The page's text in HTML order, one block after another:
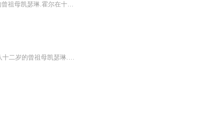
本专辑仅供学习交流，请支持购买正版 这是一本由曾祖母送给重孙女的日记。八十二岁的曾祖母凯瑟琳.霍尔在十四岁那年,是一个温柔、乐观、幽默且坚强的小女孩，成长在美国新罕布什尔州。这一年，她遇到了常人难以想象的困境，家人和朋友都出现了意外，她必须以小小的肩膀撑起整个家庭。但这充满困苦的一年中也有欢乐，坚强的毅力和乐观的心态最终帮助这个身遭不幸的女孩，做过了艰辛波折而又充实的一年。 作者的讲述安静而有力，一定会打动每一个读者的内心。 ...
【美】 琼.W.布洛斯著 罗玲译 纽伯瑞儿童文学金奖 这是一本由曾祖母送给重孙女的日记。八十二岁的曾祖母凯瑟琳.霍尔在十四岁那年，是一个温柔、乐观、幽默且坚强的小女孩，成长在美国新罕布什尔州。这一年，她遇到了常人难以想象的困境，家人和朋友都出现...